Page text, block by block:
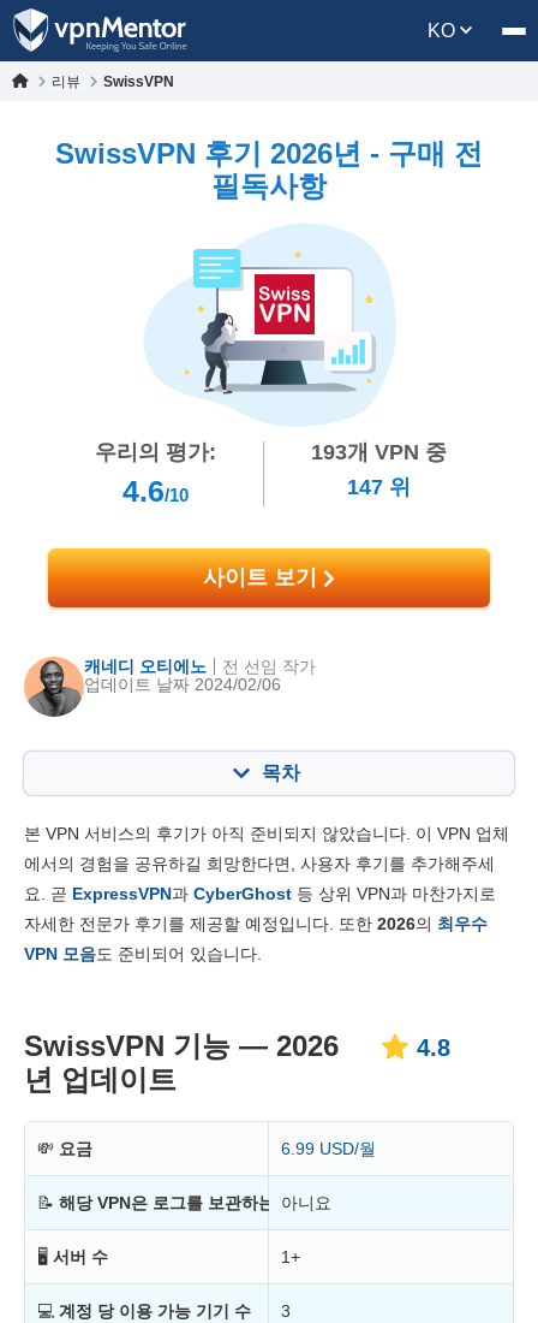
KO
리뷰 SwissVPN
SwissVPN 후기 2026년 - 구매 전
필독사항
우리의 평가:
4.6/10
193개 VPN 중
147 위
사이트 보기
캐네디 오티에노
업데이트 날짜 2024/02/06
전 선임 작가
목차
주요 기능 4.8
설치 및 앱 8.4
본 VPN 서비스의 후기가 아직 준비되지 않았습니다. 이 VPN 업체
에서의 경험을 공유하길 희망한다면, 사용자 후기를 추가해주세
요. 곧 ExpressVPN과 CyberGhost 등 상위 VPN과 마찬가지로
자세한 전문가 후기를 제공할 예정입니다. 또한 2026의 최우수
VPN 모음도 준비되어 있습니다.
SwissVPN 기능 — 2026
년 업데이트
4.8
💸 요금 6.99 USD/월
📝 해당 VPN은 로그를 보관하는가?아니요
🖥 서버 수 1+
💻 계정 당 이용 가능 기기 수 3